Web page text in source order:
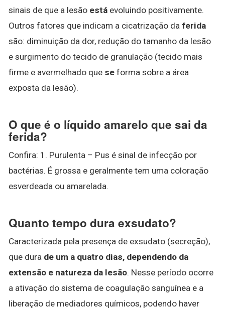
sinais de que a lesão está evoluindo positivamente.
Outros fatores que indicam a cicatrização da ferida
são: diminuição da dor, redução do tamanho da lesão
e surgimento do tecido de granulação (tecido mais
firme e avermelhado que se forma sobre a área
exposta da lesão).
O que é o líquido amarelo que sai da
ferida?
Confira: 1. Purulenta – Pus é sinal de infecção por
bactérias. É grossa e geralmente tem uma coloração
esverdeada ou amarelada.
Quanto tempo dura exsudato?
Caracterizada pela presença de exsudato (secreção),
que dura de um a quatro dias, dependendo da
extensão e natureza da lesão. Nesse período ocorre
a ativação do sistema de coagulação sanguínea e a
liberação de mediadores químicos, podendo haver